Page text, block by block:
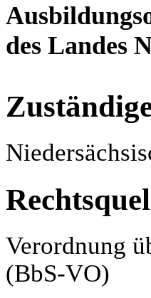
des Landes
Verordnung
(BbS-VO)